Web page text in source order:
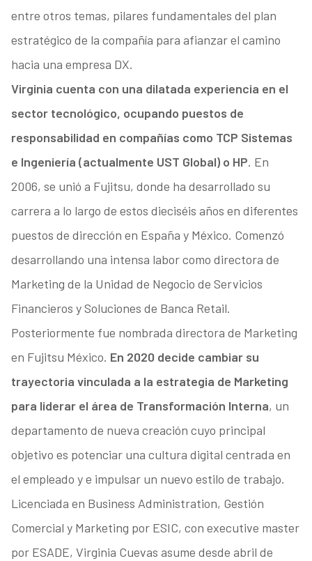
entre otros temas, pilares fundamentales del plan
estratégico de la compañía para afianzar el camino
hacia una empresa DX.
Virginia cuenta con una dilatada experiencia en el
sector tecnológico, ocupando puestos de
responsabilidad en compañías como TCP Sistemas
e Ingeniería (actualmente UST Global) o HP. En
2006, se unió a Fujitsu, donde ha desarrollado su
carrera a lo largo de estos dieciséis años en diferentes
puestos de dirección en España y México. Comenzó
desarrollando una intensa labor como directora de
Marketing de la Unidad de Negocio de Servicios
Financieros y Soluciones de Banca Retail.
Posteriormente fue nombrada directora de Marketing
en Fujitsu México. En 2020 decide cambiar su
trayectoria vinculada a la estrategia de Marketing
para liderar el área de Transformación Interna, un
departamento de nueva creación cuyo principal
objetivo es potenciar una cultura digital centrada en
el empleado y e impulsar un nuevo estilo de trabajo.
Licenciada en Business Administration, Gestión
Comercial y Marketing por ESIC, con executive master
por ESADE, Virginia Cuevas asume desde abril de